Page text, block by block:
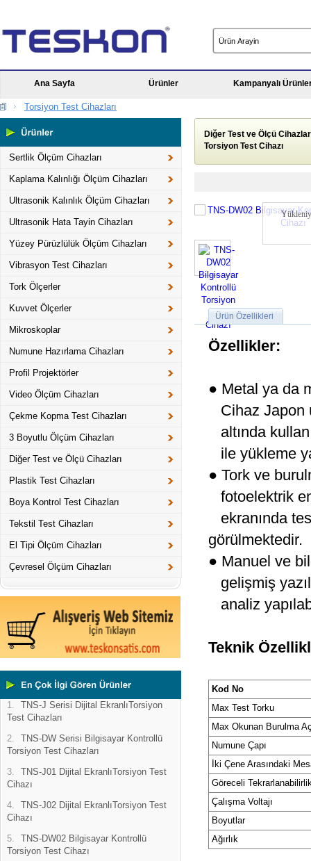
Ana Sayfa Ürünler Kampanyalı
Torsiyon Test Cihazları
Sertlik Ölçüm Cihazları
Kaplama Kalınlığı Ölçüm Cihazları
Ultrasonik Kalınlık Ölçüm Cihazları
Ultrasonik Hata Tayin Cihazları
Yüzey Pürüzlülük Ölçüm Cihazları
Vibrasyon Test Cihazları
Tork Ölçerler
Kuvvet Ölçerler
Mikroskoplar
Numune Hazırlama Cihazları
Profil Projektörler
Video Ölçüm Cihazları
Çekme Kopma Test Cihazları
3 Boyutlu Ölçüm Cihazları
Diğer Test ve Ölçü Cihazları
Plastik Test Cihazları
Boya Kontrol Test Cihazları
Tekstil Test Cihazları
El Tipi Ölçüm Cihazları
Çevresel Ölçüm Cihazları
1.
TNS-J Serisi Dijital EkranlıTorsiyon
Test Cihazları
2.
TNS-DW Serisi Bilgisayar Kontrollü
Torsiyon Test Cihazları
3.
TNS-J01 Dijital EkranlıTorsiyon Test
Cihazı
4.
TNS-J02 Dijital EkranlıTorsiyon Test
Cihazı
5.
TNS-DW02 Bilgisayar Kontrollü
Torsiyon Test Cihazı
Diğer Test ve Ölçü
Torsiyon Test Cihazı
Ürün Özellikleri
Özellikler:
● Metal ya da
Cihaz Japon
altında
ile yükleme
● Tork ve
fotoelektrik
ekranında
görülmektedir.
● Manuel ve
gelişmiş
analiz
Teknik
Kod No
Max Test Torku
Max Okunan Burulma
Numune Çapı
İki Çene Arasındaki
Göreceli
Çalışma Voltajı
Boyutlar
Ağırlık